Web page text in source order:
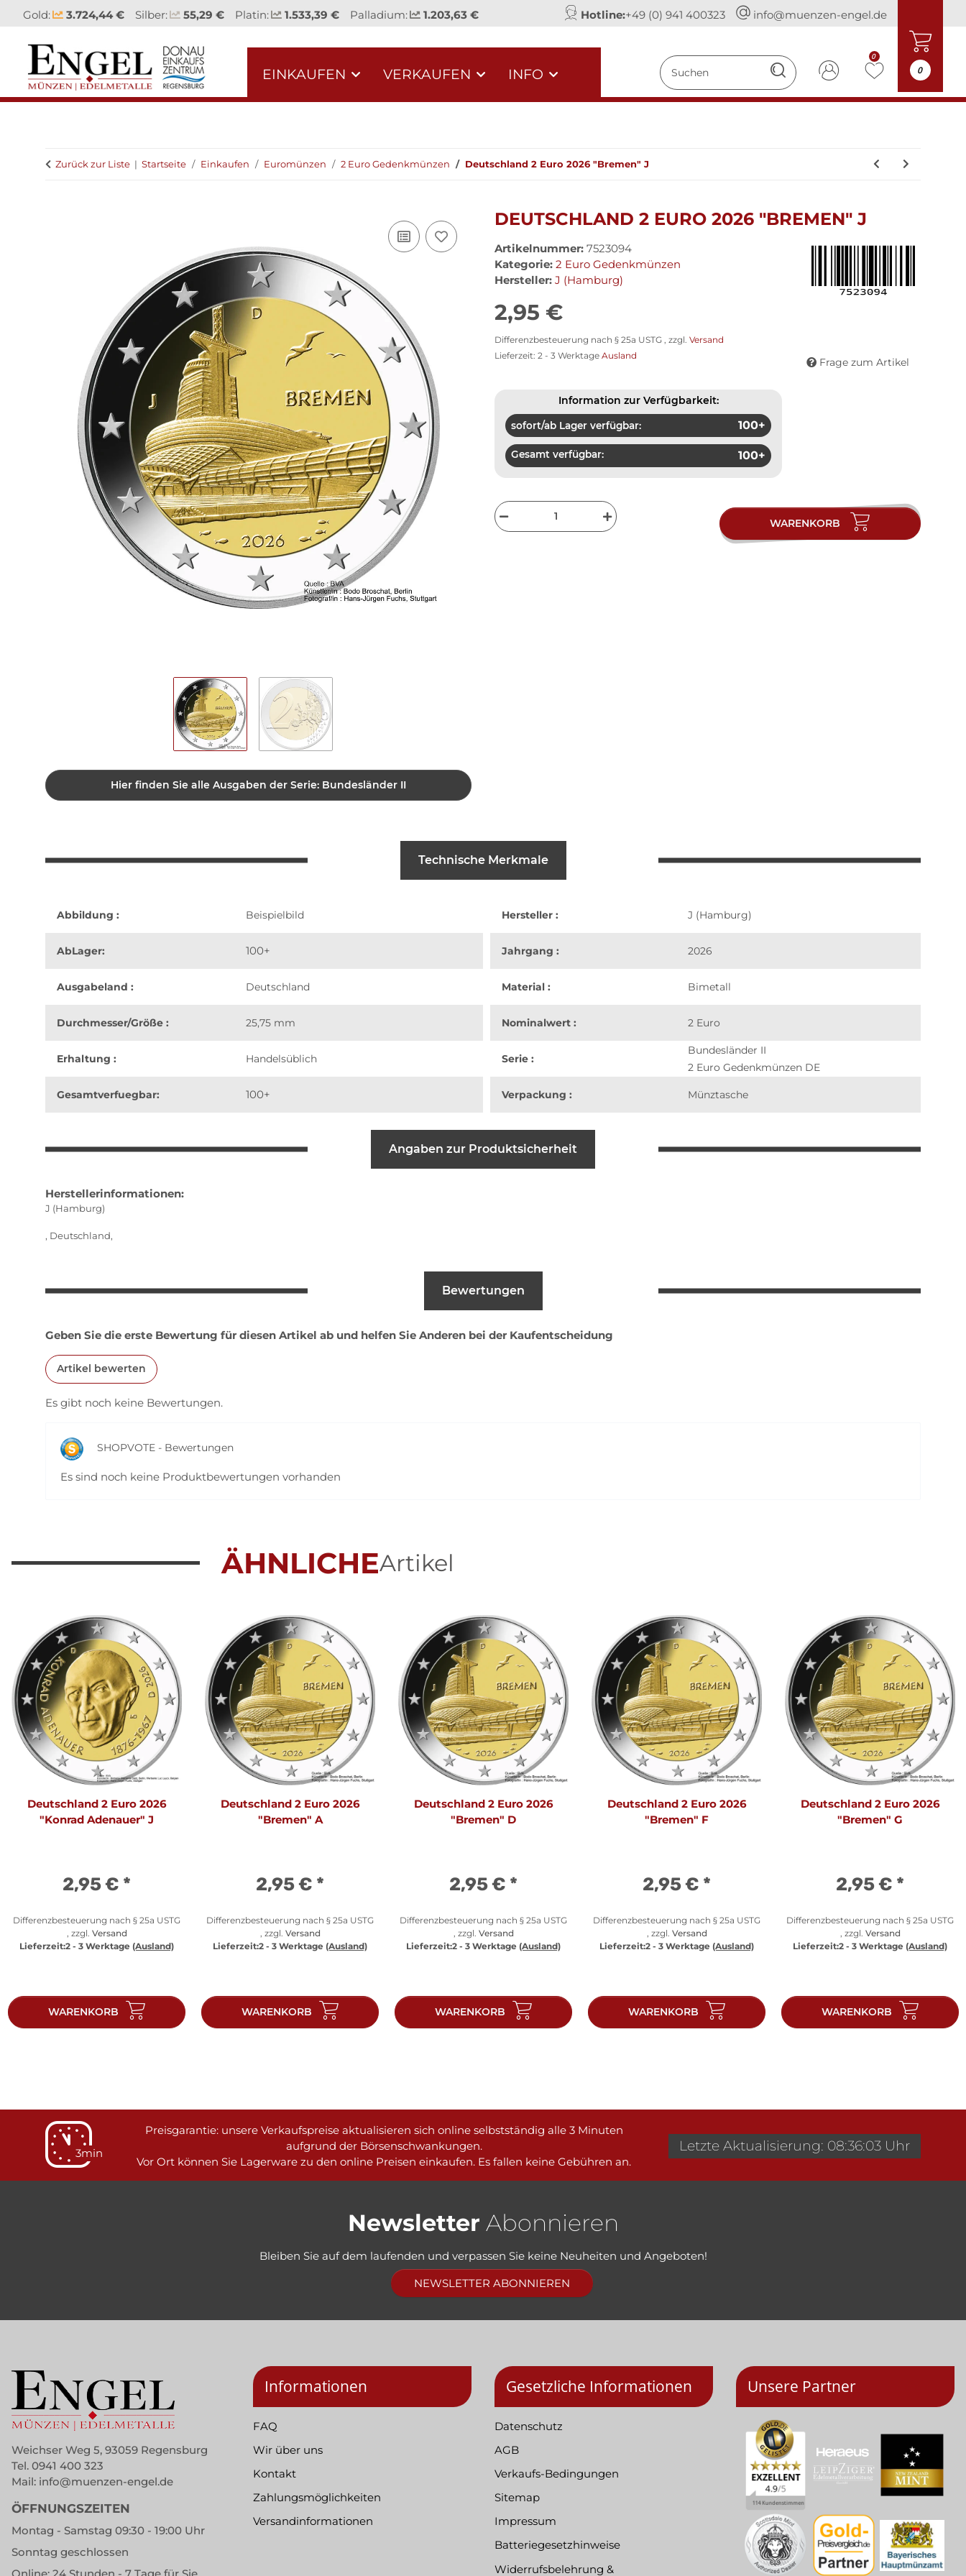
Gold: 3.724,44 € Silber: 55,29 € Platin: 1.533,39 € Palladium: 1.203,63 € Hotline:+49 (0) 941 400323 info@muenzen-engel.de
0
0
EINKAUFEN VERKAUFEN INFO
Zurück zur Liste Startseite Einkaufen Euromünzen 2 Euro Gedenkmünzen Deutschland 2 Euro 2026 "Bremen" J
Hier finden Sie alle Ausgaben der Serie: Bundesländer II
DEUTSCHLAND 2 EURO 2026 "BREMEN" J
Artikelnummer: 7523094
Kategorie: 2 Euro Gedenkmünzen
Hersteller: J (Hamburg)
2,95 €
Differenzbesteuerung nach § 25a USTG , zzgl. Versand
Lieferzeit: 2 - 3 Werktage Ausland
Frage zum Artikel
Information zur Verfügbarkeit:
sofort/ab Lager verfügbar: 100+
Gesamt verfügbar: 100+
WARENKORB
Technische Merkmale
Abbildung : Beispielbild
AbLager: 100+
Ausgabeland : Deutschland
Durchmesser/Größe : 25,75 mm
Erhaltung : Handelsüblich
Gesamtverfuegbar: 100+
Hersteller : J (Hamburg)
Jahrgang : 2026
Material : Bimetall
Nominalwert : 2 Euro
Serie :
Bundesländer II
2 Euro Gedenkmünzen DE
Verpackung : Münztasche
Angaben zur Produktsicherheit
Herstellerinformationen:
J (Hamburg)
, Deutschland,
Bewertungen
Geben Sie die erste Bewertung für diesen Artikel ab und helfen Sie Anderen bei der Kaufentscheidung
Artikel bewerten
Es gibt noch keine Bewertungen.
SHOPVOTE - Bewertungen
Es sind noch keine Produktbewertungen vorhanden
ÄHNLICHEArtikel
Deutschland 2 Euro 2026
"Konrad Adenauer" J
2,95 € *
Differenzbesteuerung nach § 25a USTG
, zzgl. Versand
Lieferzeit:2 - 3 Werktage (Ausland)
WARENKORB
Deutschland 2 Euro 2026
"Bremen" A
2,95 € *
Differenzbesteuerung nach § 25a USTG
, zzgl. Versand
Lieferzeit:2 - 3 Werktage (Ausland)
WARENKORB
Deutschland 2 Euro 2026
"Bremen" D
2,95 € *
Differenzbesteuerung nach § 25a USTG
, zzgl. Versand
Lieferzeit:2 - 3 Werktage (Ausland)
WARENKORB
Deutschland 2 Euro 2026
"Bremen" F
2,95 € *
Differenzbesteuerung nach § 25a USTG
, zzgl. Versand
Lieferzeit:2 - 3 Werktage (Ausland)
WARENKORB
Deutschland 2 Euro 2026
"Bremen" G
2,95 € *
Differenzbesteuerung nach § 25a USTG
, zzgl. Versand
Lieferzeit:2 - 3 Werktage (Ausland)
WARENKORB
3min
Preisgarantie: unsere Verkaufspreise aktualisieren sich online selbstständig alle 3 Minuten
aufgrund der Börsenschwankungen.
Vor Ort können Sie Lagerware zu den online Preisen einkaufen. Es fallen keine Gebühren an.
Letzte Aktualisierung: 08:36:03 Uhr
Newsletter Abonnieren
Bleiben Sie auf dem laufenden und verpassen Sie keine Neuheiten und Angeboten!
NEWSLETTER ABONNIEREN
Weichser Weg 5, 93059 Regensburg
Tel. 0941 400 323
Mail: info@muenzen-engel.de
ÖFFNUNGSZEITEN
Montag - Samstag 09:30 - 19:00 Uhr
Sonntag geschlossen
Informationen
FAQ
Wir über uns
Kontakt
Zahlungsmöglichkeiten
Versandinformationen
Gesetzliche Informationen
Datenschutz
AGB
Verkaufs-Bedingungen
Sitemap
Impressum
Batteriegesetzhinweise
Widerrufsbelehrung &
Unsere Partner